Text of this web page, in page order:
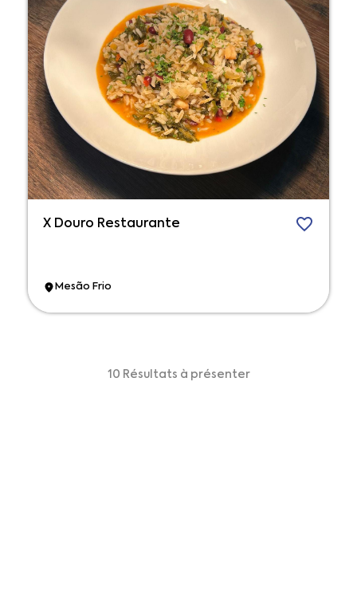
X Douro Restaurante
Mesão Frio
10 Résultats à présenter